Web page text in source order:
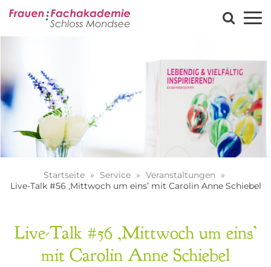
Startseite Service
Veranstaltungen
Live-Talk #56 ‚Mittwoch um eins’ mit Carolin Anne Schiebel
Live-Talk #56 ‚Mittwoch um eins’
mit Carolin Anne Schiebel